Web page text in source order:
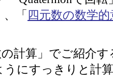
、「 四元数の数学的
計算」でご紹介
うにすっきりと計